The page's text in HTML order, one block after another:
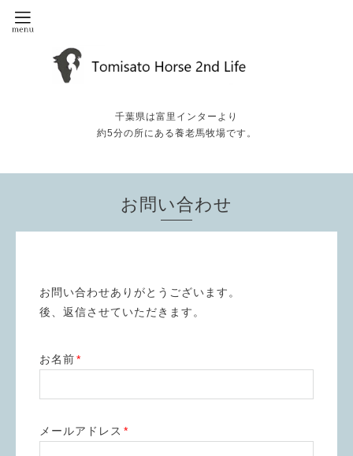
千葉県は富里インターより
約5分の所にある養老馬牧場です。
お問い合わせ
お問い合わせありがとうございます。
後、返信させていただきます。
お名前*
メールアドレス *